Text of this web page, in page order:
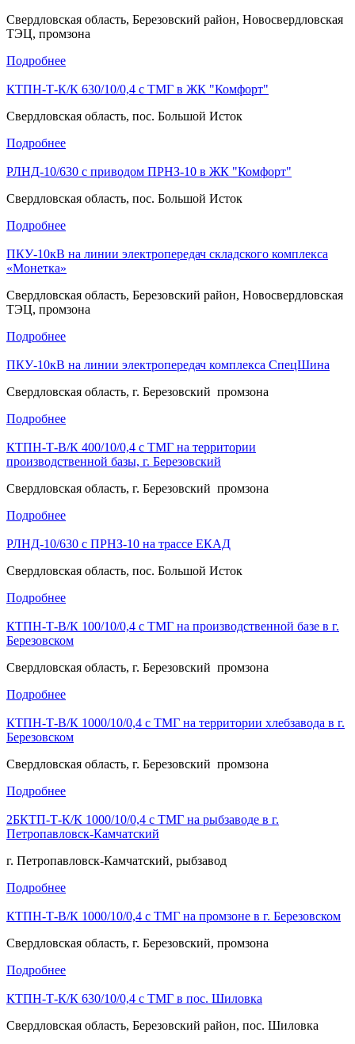
Свердловская область, Березовский район, Новосвердловская
ТЭЦ, промзона
Подробнее
КТПН-Т-К/К 630/10/0,4 с ТМГ в ЖК "Комфорт"
Свердловская область, пос. Большой Исток
Подробнее
РЛНД-10/630 с приводом ПРНЗ-10 в ЖК "Комфорт"
Свердловская область, пос. Большой Исток
Подробнее
ПКУ-10кВ на линии электропередач складского комплекса
«Монетка»
Свердловская область, Березовский район, Новосвердловская
ТЭЦ, промзона
Подробнее
ПКУ-10кВ на линии электропередач комплекса СпецШина
Свердловская область, г. Березовский промзона
Подробнее
КТПН-Т-В/К 400/10/0,4 с ТМГ на территории
производственной базы, г. Березовский
Свердловская область, г. Березовский промзона
Подробнее
РЛНД-10/630 с ПРНЗ-10 на трассе ЕКАД
Свердловская область, пос. Большой Исток
Подробнее
КТПН-Т-В/К 100/10/0,4 с ТМГ на производственной базе в г.
Березовском
Свердловская область, г. Березовский промзона
Подробнее
КТПН-Т-В/К 1000/10/0,4 с ТМГ на территории хлебзавода в г.
Березовском
Свердловская область, г. Березовский промзона
Подробнее
2БКТП-Т-К/К 1000/10/0,4 с ТМГ на рыбзаводе в г.
Петропавловск-Камчатский
г. Петропавловск-Камчатский, рыбзавод
Подробнее
КТПН-Т-В/К 1000/10/0,4 с ТМГ на промзоне в г. Березовском
Свердловская область, г. Березовский, промзона
Подробнее
КТПН-Т-К/К 630/10/0,4 с ТМГ в пос. Шиловка
Свердловская область, Березовский район, пос. Шиловка